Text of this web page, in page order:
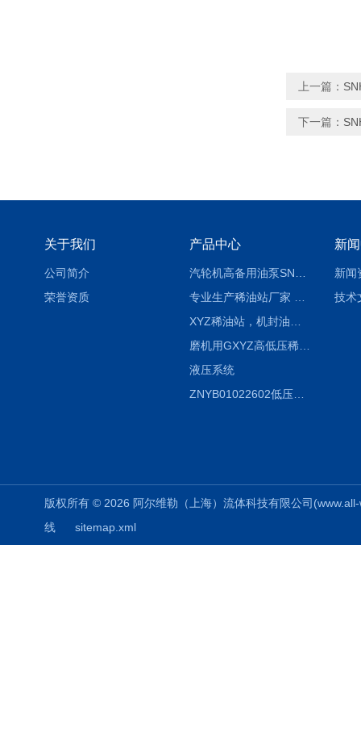
上一篇：
下一篇：
关于我们
公司简介
荣誉资质
产品中心
磨机用GXYZ高低压稀油站，静压油润滑系统
液压系统
ZNYB01022602低压螺杆泵
新
新闻
技术
版权所有 © 2026 阿尔维勒（上海）流体科技有限公司
线
sitemap.xml